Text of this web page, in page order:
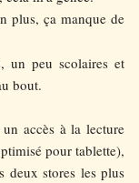
plus, ça manque de
un peu scolaires et
bout.
accès à la lecture
pour tablette),
deux stores les plus